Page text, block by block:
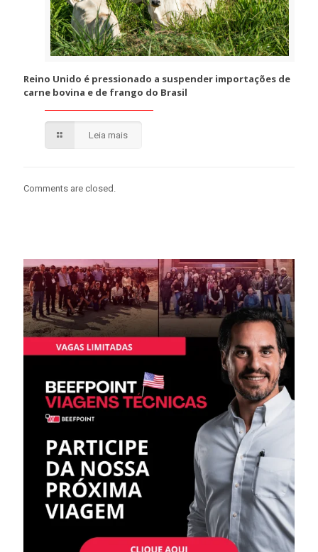
Reino Unido é pressionado a suspender importações de
carne bovina e de frango do Brasil
Leia mais
Comments are closed.